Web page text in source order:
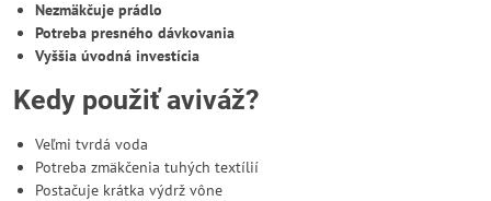
Nezmäkčuje prádlo
Potreba presného dávkovania
Vyššia úvodná investícia
Kedy použiť aviváž?
Veľmi tvrdá voda
Potreba zmäkčenia tuhých textílií
Postačuje krátka výdrž vône